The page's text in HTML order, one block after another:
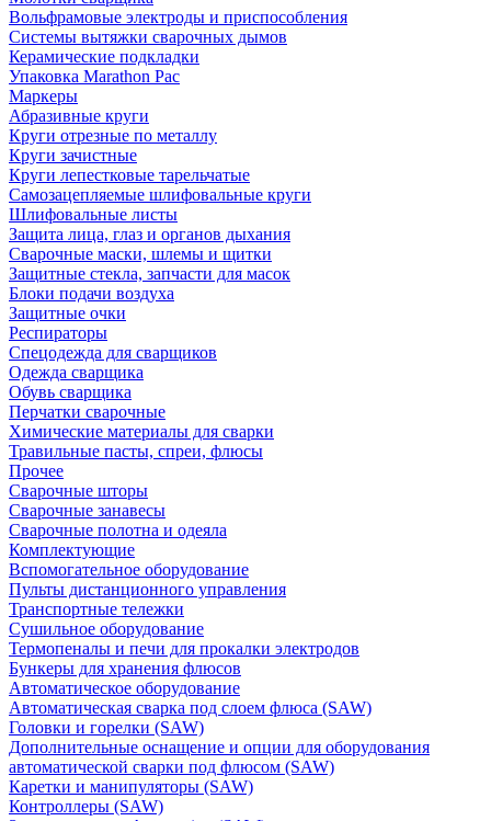
Вольфрамовые электроды и приспособления
Системы вытяжки сварочных дымов
Керамические подкладки
Упаковка Marathon Pac
Маркеры
Абразивные круги
Круги отрезные по металлу
Круги зачистные
Круги лепестковые тарельчатые
Самозацепляемые шлифовальные круги
Шлифовальные листы
Защита лица, глаз и органов дыхания
Сварочные маски, шлемы и щитки
Защитные стекла, запчасти для масок
Блоки подачи воздуха
Защитные очки
Респираторы
Спецодежда для сварщиков
Одежда сварщика
Обувь сварщика
Перчатки сварочные
Химические материалы для сварки
Травильные пасты, спреи, флюсы
Прочее
Сварочные шторы
Сварочные занавесы
Сварочные полотна и одеяла
Комплектующие
Вспомогательное оборудование
Пульты дистанционного управления
Транспортные тележки
Сушильное оборудование
Термопеналы и печи для прокалки электродов
Бункеры для хранения флюсов
Автоматическое оборудование
Автоматическая сварка под слоем флюса (SAW)
Головки и горелки (SAW)
Дополнительные оснащение и опции для оборудования
автоматической сварки под флюсом (SAW)
Каретки и манипуляторы (SAW)
Контроллеры (SAW)